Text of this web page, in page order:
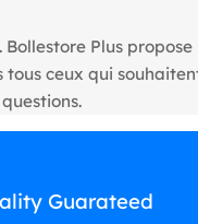
Plus
ceux qui
Guarateed